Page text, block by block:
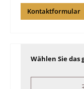
Kontaktformular
Wählen Sie das